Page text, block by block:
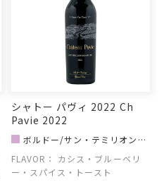
シャトー パヴィ 2022 Ch
Pavie 2022
ボルドー/サン・テミリオン地
FLAVOR：
カシス・ブルーベリ
ー・スパイス・トースト